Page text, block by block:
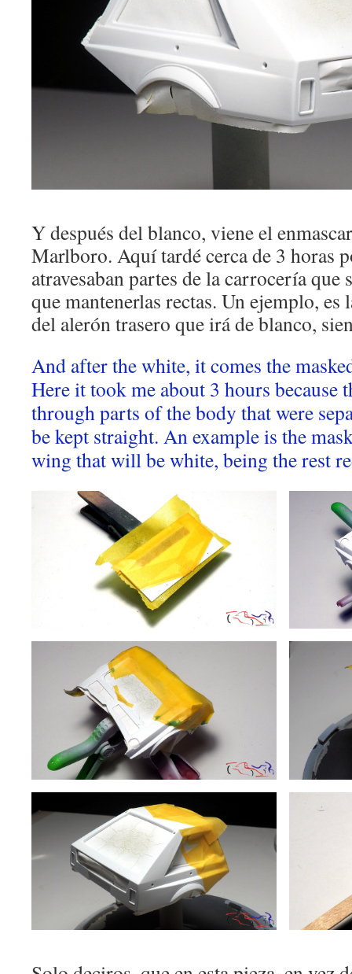
Y después del blanco, viene el
Marlboro. Aquí tardé cerca de 3 horas
atravesaban partes de la carrocería que
que mantenerlas rectas. Un ejemplo, es
del alerón trasero que irá de blanco,
And after the white, it comes the
Here it took me about 3 hours because
through parts of the body that were
be kept straight. An example is the
wing that will be white, being the rest